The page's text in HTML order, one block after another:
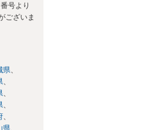
号より
ございま
県
県